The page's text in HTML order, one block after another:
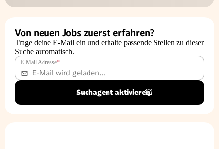
Von neuen Jobs zuerst erfahren?
Trage deine E-Mail ein und erhalte passende Stellen zu dieser
Suche automatisch.
E-Mail Adresse*
Suchagent aktivieren